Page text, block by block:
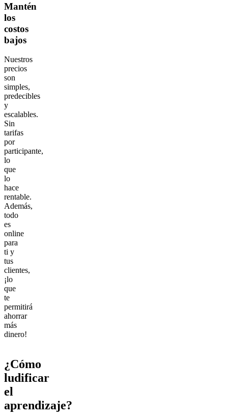
Mantén
los
costos
bajos
Nuestros
precios
son
simples,
predecibles
y
escalables.
Sin
tarifas
por
participante,
lo
que
lo
hace
rentable.
Además,
todo
es
online
para
ti y
tus
clientes,
¡lo
que
te
permitirá
ahorrar
más
dinero!
¿Cómo
ludificar
el
aprendizaje?